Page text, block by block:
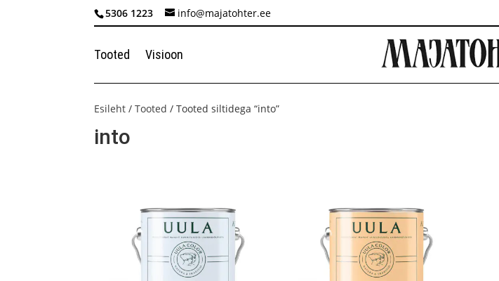
5306 1223 info@majatohter.ee
Tooted Visioon
Esileht /Tooted / Tooted siltidega “into”
into